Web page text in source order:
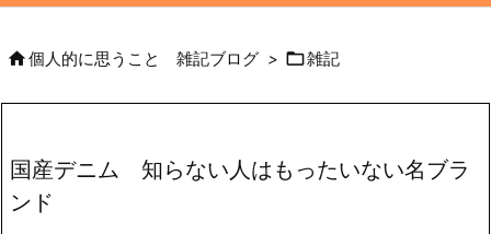
個人的に思うこと 雑記ブログ > 雑記
国産デニム 知らない人はもったいない名ブラ
ンド